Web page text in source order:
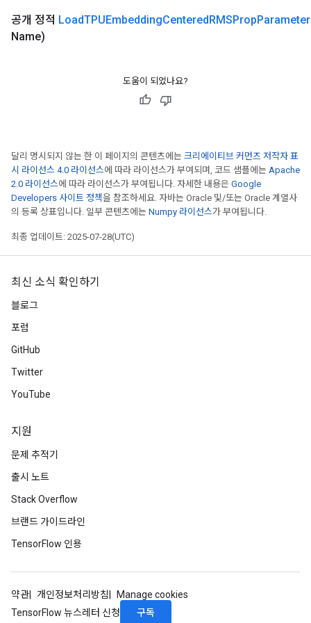
공개 정적 LoadTPUEmbeddingCenteredRMSProp
Name)
도움이 되었나요?
달리 명시되지 않는 한 이 페이지의 콘텐츠에는 크리에이티브 커먼즈 저작자 표
시 라이선스 4.0 라이선스에 따라 라이선스가 부여되며, 코드 샘플에는 Apache
2.0 라이선스에 따라 라이선스가 부여됩니다. 자세한 내용은 Google
Developers 사이트 정책을 참조하세요. 자바는 Oracle 및/또는 Oracle 계열사
의 등록 상표입니다. 일부 콘텐츠에는 Numpy 라이선스가 부여됩니다.
최종 업데이트: 2025-07-28(UTC)
최신 소식 확인하기
블로그
포럼
GitHub
Twitter
YouTube
지원
문제 추적기
출시 노트
Stack Overflow
브랜드 가이드라인
TensorFlow 인용
약관 개인정보처리방침
Manage cookies
TensorFlow 뉴스레터 신청
구독